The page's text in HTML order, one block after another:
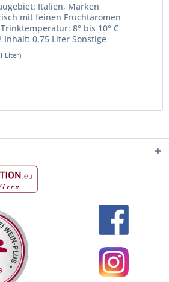
Italien, Marken
mit feinen Fruchtaromen
8° bis 10° C
Inhalt: 0,75 Liter Sonstige
Azienda...
Liter)